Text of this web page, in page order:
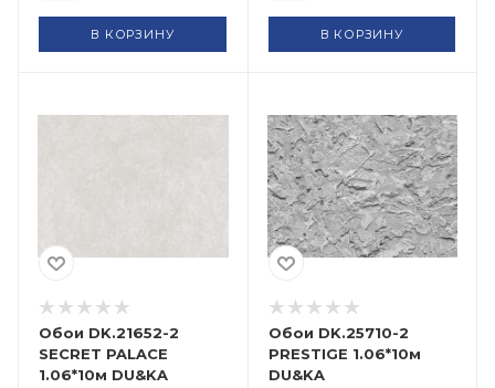
В КОРЗИНУ В КОРЗИНУ
Обои DK.21652-2
SECRET PALACE
1.06*10м DU&KA
Обои DK.25710-2
PRESTIGE 1.06*10м
DU&KA